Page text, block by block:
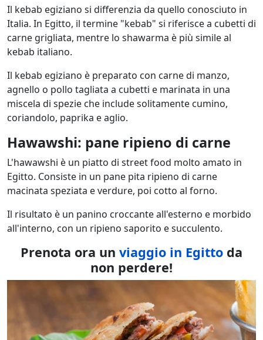
Il kebab egiziano si differenzia da quello conosciuto in
Italia. In Egitto, il termine "kebab" si riferisce a cubetti di
carne grigliata, mentre lo shawarma è più simile al
kebab italiano.
Il kebab egiziano è preparato con carne di manzo,
agnello o pollo tagliata a cubetti e marinata in una
miscela di spezie che include solitamente cumino,
coriandolo, paprika e aglio.
Hawawshi: pane ripieno di carne
L'hawawshi è un piatto di street food molto amato in
Egitto. Consiste in un pane pita ripieno di carne
macinata speziata e verdure, poi cotto al forno.
Il risultato è un panino croccante all'esterno e morbido
all'interno, con un ripieno saporito e succulento.
Prenota ora un viaggio in Egitto da
non perdere!